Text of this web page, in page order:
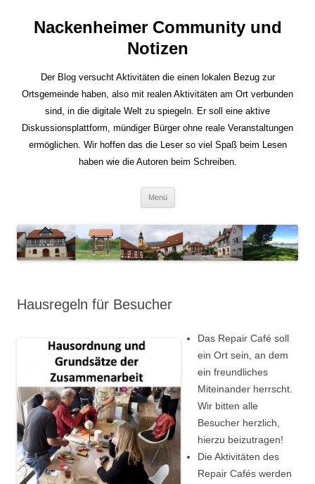
Nackenheimer Community und
Notizen
Der Blog versucht Aktivitäten die einen lokalen Bezug zur
Ortsgemeinde haben, also mit realen Aktivitäten am Ort verbunden
sind, in die digitale Welt zu spiegeln. Er soll eine aktive
Diskussionsplattform, mündiger Bürger ohne reale Veranstaltungen
ermöglichen. Wir hoffen das die Leser so viel Spaß beim Lesen
haben wie die Autoren beim Schreiben.
Menü
Hausregeln für Besucher
Das Repair Café soll
ein Ort sein, an dem
ein freundliches
Miteinander herrscht.
Wir bitten alle
Besucher herzlich,
hierzu beizutragen!
Die Aktivitäten des
Repair Cafés werden